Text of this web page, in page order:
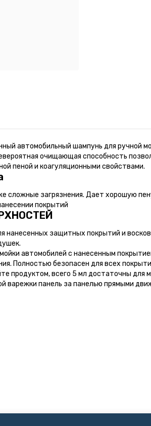
автомобильный шампунь для ручной
очищающая способность
пеной и коагуляционными свойствами.
сложные загрязнения. Дает хорошую
покрытий
нанесенных защитных покрытий и
автомобилей с нанесенным
Полностью безопасен для всех
продуктом, всего 5 мл достаточны
варежки панель за панелью прямыми